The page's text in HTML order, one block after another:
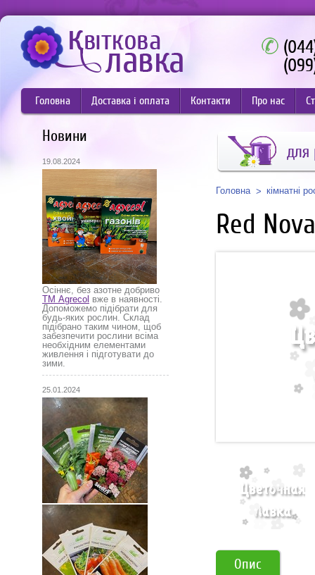
Головна Доставка і оплата Контакти Про нас
Новини
19.08.2024
Осіннє, без азотне добриво
ТМ Agrecol вже в наявності.
Допоможемо підібрати для
будь-яких рослин. Склад
підібрано таким чином, щоб
забезпечити рослини всіма
необхідним елементами
живлення і підготувати до
зими.
25.01.2024
для
Головна кімнатні
Red Nova
Опис